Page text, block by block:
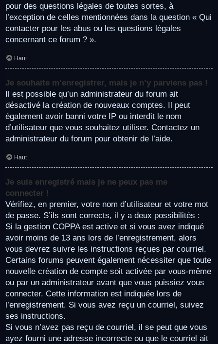
pour des questions légales de toutes sortes, à
l’exception de celles mentionnées dans la question « Qui
contacter pour les abus ou les questions légales
concernant ce forum ? ».
Haut
Je souhaite m’enregistrer, mais je n’y parviens pas !
Il est possible qu’un administrateur du forum ait
désactivé la création de nouveaux comptes. Il peut
également avoir banni votre IP ou interdit le nom
d’utilisateur que vous souhaitez utiliser. Contactez un
administrateur du forum pour obtenir de l’aide.
Haut
Je suis enregistré mais je ne peux pas me
connecter !
Vérifiez, en premier, votre nom d’utilisateur et votre mot
de passe. S’ils sont corrects, il y a deux possibilités :
Si la gestion COPPA est active et si vous avez indiqué
avoir moins de 13 ans lors de l’enregistrement, alors
vous devrez suivre les instructions reçues par courriel.
Certains forums peuvent également nécessiter que toute
nouvelle création de compte soit activée par vous-même
ou par un administrateur avant que vous puissiez vous
connecter. Cette information est indiquée lors de
l’enregistrement. Si vous avez reçu un courriel, suivez
ses instructions.
Si vous n’avez pas reçu de courriel, il se peut que vous
ayez fourni une adresse incorrecte ou que le courriel ait